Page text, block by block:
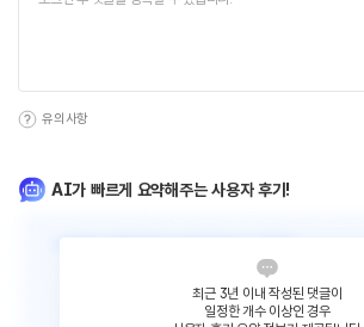
유의사항
AI가 빠르게 요약해주는 사용자 후기!
최근 3년 이내 작성된 댓글이
일정한 개수 이상인 경우